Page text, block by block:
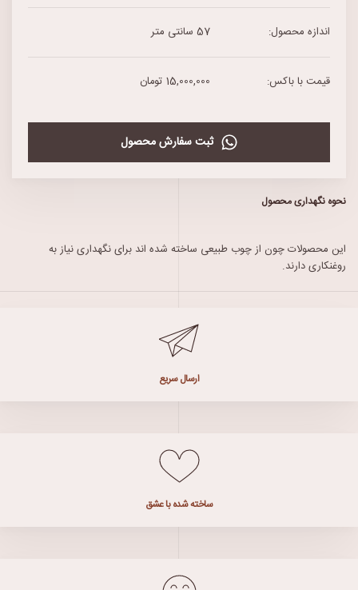
اندازه محصول: 57 سانتی متر
قیمت با باکس: 15,000,000 تومان
ثبت سفارش محصول
نحوه نگهداری محصول
این محصولات چون از چوب طبیعی ساخته شده اند برای نگهداری نیاز به
روغنکاری دارند.
ارسال سریع
ساخته شده با عشق